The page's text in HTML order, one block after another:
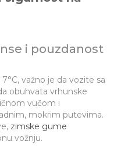
i pouzdanost
važno je da vozite sa
obuhvata vrhunske
vučom i
mokrim putevima.
zimske gume
vožnju.